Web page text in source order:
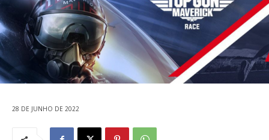
28 DE JUNHO DE 2022